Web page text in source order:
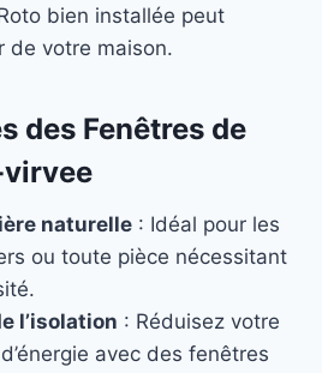
bien installée peut
de votre maison.
des Fenêtres de
naturelle : Idéal pour les
ou toute pièce nécessitant
l’isolation : Réduisez votre
avec des fenêtres